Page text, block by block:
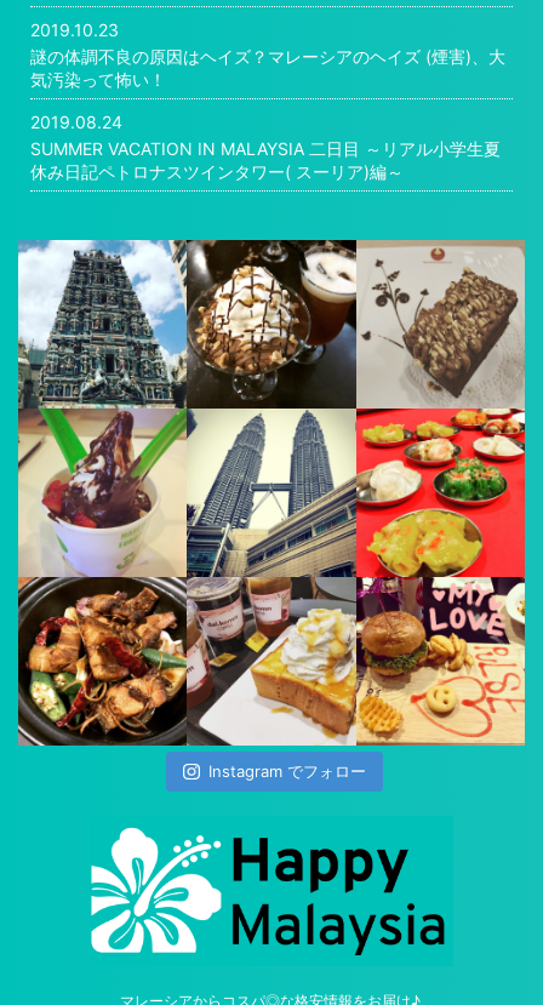
2019.10.23
謎の体調不良の原因はヘイズ？マレーシアのヘイズ (煙害)、大
気汚染って怖い！
2019.08.24
SUMMER VACATION IN MALAYSIA 二日目 ～リアル小学生夏
休み日記ペトロナスツインタワー( スーリア)編～
Instagram でフォロー
マレーシアからコスパ◎な格安情報をお届け♪